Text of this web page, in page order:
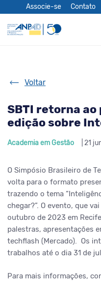
Associe-se Contato
Voltar
SBTI retorna ao
edição sobre
Academia em Gestão | 21
O Simpósio Brasileiro de
volta para o formato
trazendo o tema
chegar?”. O evento, que
outubro de 2023 em
palestras, apresentações
techflash (Mercado). Os
trabalhos até o dia 31 de
Para mais informações,